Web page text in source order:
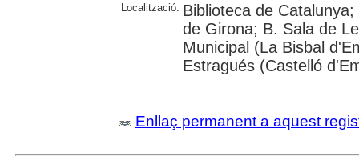
Localització: Biblioteca de
de Girona; B. Sala de
Municipal (La Bisbal
Estragués (Castelló
Enllaç permanent a aquest